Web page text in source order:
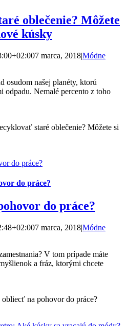
oblečenie? Môžete
kúsky
7 marca, 2018|Módne
osudom našej planéty, ktorú
odpadu. Nemalé percento z toho
staré oblečenie? Môžete si
do práce?
do práce?
do práce?
7 marca, 2018|Módne
V tom prípade máte
a fráz, ktorými chcete
obliecť na pohovor do práce?